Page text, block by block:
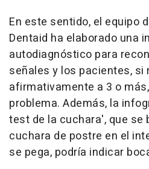
En este sentido, el equipo
Dentaid ha elaborado una
autodiagnóstico para
señales y los pacientes, si
afirmativamente a 3 o
problema. Además, la
test de la cuchara', que se
cuchara de postre en el
se pega, podría indicar